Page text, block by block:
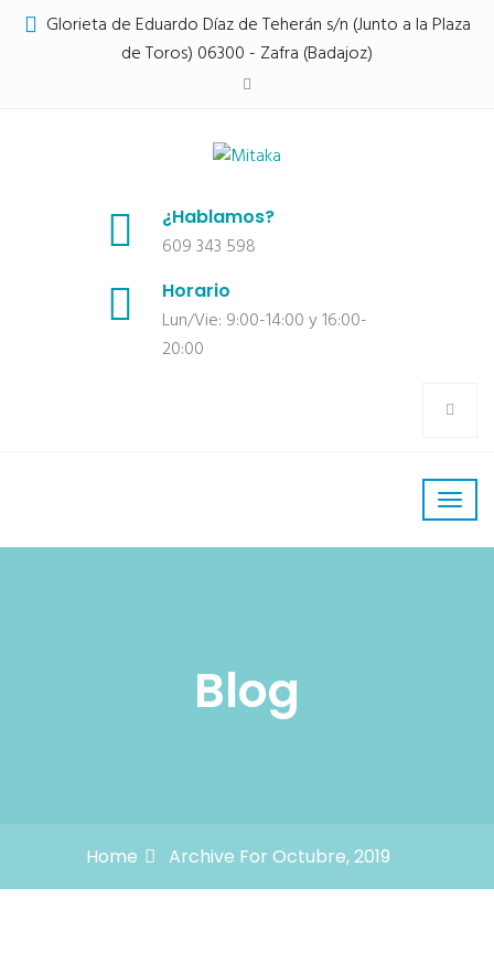
Glorieta de Eduardo Díaz de Teherán s/n (Junto a la Plaza
de Toros) 06300 - Zafra (Badajoz)
¿Hablamos?
609 343 598
Horario
Lun/Vie: 9:00-14:00 y 16:00-
20:00
Blog
Home Archive For Octubre, 2019